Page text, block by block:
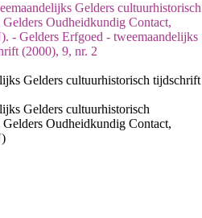
Gelders cultuurhistorisch
Oudheidkundig Contact,
- Gelders Erfgoed - tweemaandelijks
(2000), 9, nr. 2
Gelders cultuurhistorisch tijdschrift
Gelders cultuurhistorisch
Oudheidkundig Contact,